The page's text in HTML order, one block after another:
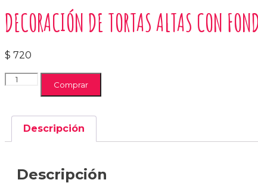
DECORACIÓN DE TORTAS ALTAS CON
$ 720
Decoración
de
Fondant
-
Grabada
cantidad
Comprar
Descripción
Descripción